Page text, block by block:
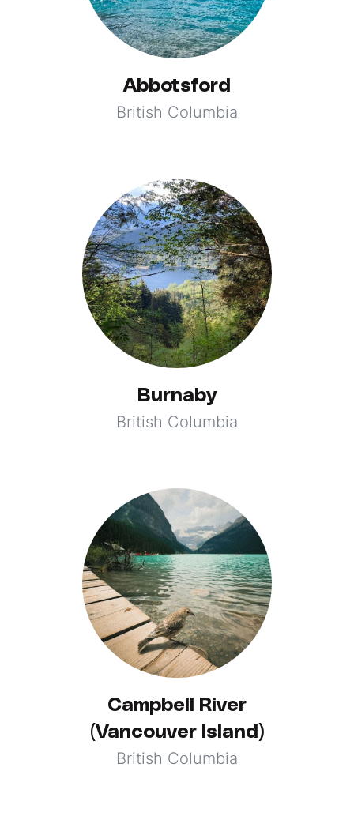
Abbotsford
British Columbia
Burnaby
British Columbia
Campbell River
(Vancouver Island)
British Columbia